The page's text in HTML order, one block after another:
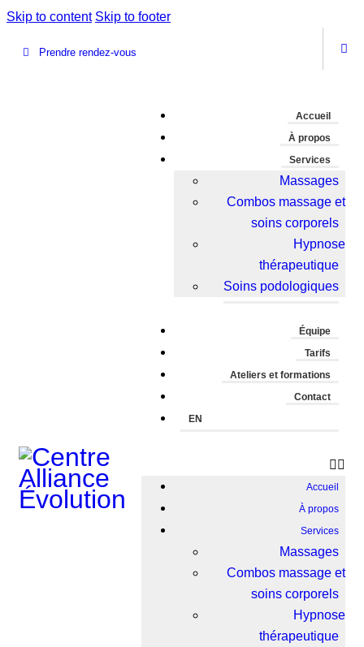
Skip to content Skip to footer
Prendre rendez-vous
Accueil
À propos
Services
Massages
Combos massage et
soins corporels
Hypnose
thérapeutique
Soins podologiques
Équipe
Tarifs
Ateliers et formations
Contact
EN
Accueil
À propos
Services
Massages
Combos massage et
soins corporels
Hypnose
thérapeutique